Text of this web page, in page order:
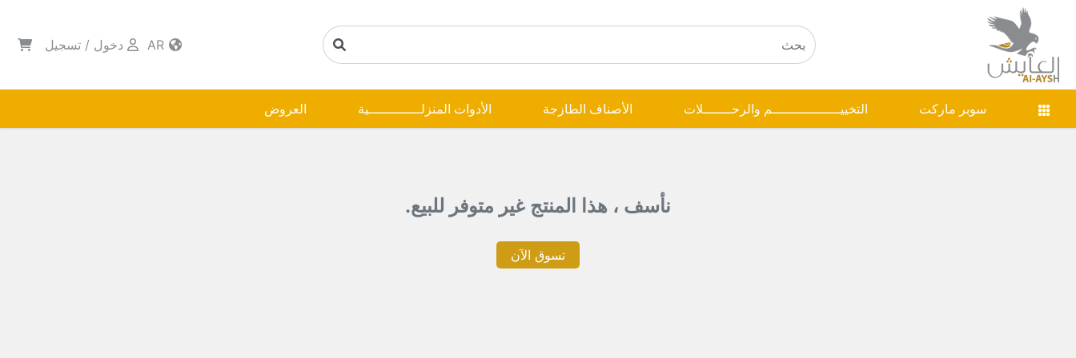
دخول / تسجيل
سوبر ماركت التخييـــــــــــــــــم والرحـــــــلات الأصناف الطازجة الأدوات المنزلـــــــــــــية العروض
نأسف ، هذا المنتج غير متوفر للبيع.
تسوق الآن